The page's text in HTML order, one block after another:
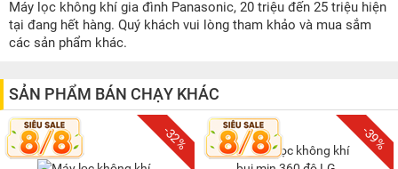
1,5 triệu - 2 triệu (12)
2 triệu - 3 triệu
3 triệu - 5 triệu
5 triệu - 8 triệu (43)
8 triệu - 10 triệu
10 triệu - 15 triệu
(17)
Máy lọc không khí gia đình Panasonic, 20 triệu đến 25 triệu hiện
tại đang hết hàng. Quý khách vui lòng tham khảo và mua sắm
các sản phẩm khác.
SẢN PHẨM BÁN CHẠY KHÁC
-32% -39%